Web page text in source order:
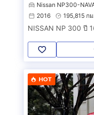
Nissan NP300-
2016
195,815 กม.
HOT